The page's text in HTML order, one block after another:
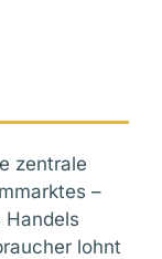
zentrale
–
Handels
lohnt